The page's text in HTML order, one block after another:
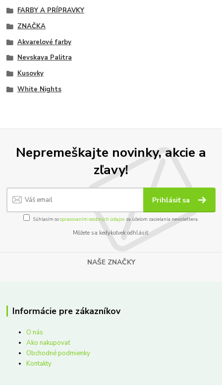
FARBY A PRÍPRAVKY
ZNAČKA
Akvarelové farby
Nevskaya Palitra
Kusovky
White Nights
Nepremeškajte novinky, akcie a
zľavy!
Prihlásiť sa
Súhlasím sospracovaním osobných údajov za účelom zasielania newslettera.
Môžete sa kedykoľvek odhlásiť.
NAŠE ZNAČKY
Informácie pre zákazníkov
O nás
Ako nakupovať
Obchodné podmienky
Kontakty